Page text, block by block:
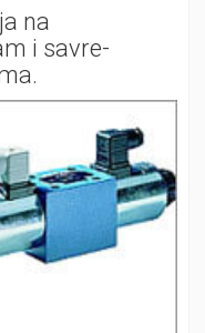
na
i savre-